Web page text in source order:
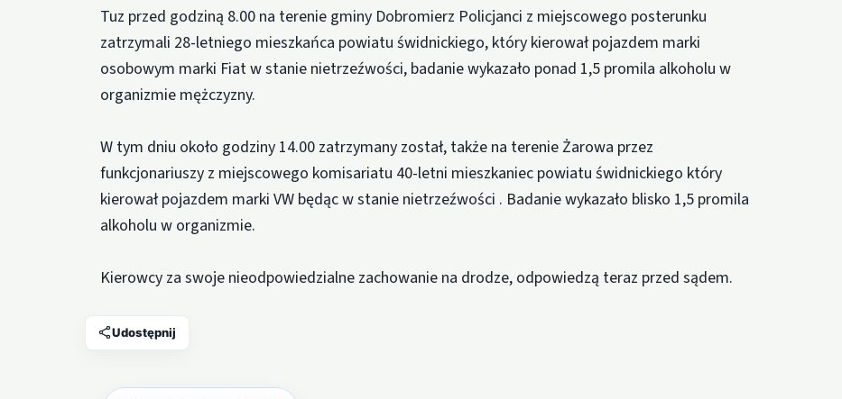
Tuz przed godziną 8.00 na terenie gminy Dobromierz Policjanci z miejscowego posterunku
zatrzymali 28-letniego mieszkańca powiatu świdnickiego, który kierował pojazdem marki
osobowym marki Fiat w stanie nietrzeźwości, badanie wykazało ponad 1,5 promila alkoholu w
organizmie mężczyzny.
W tym dniu około godziny 14.00 zatrzymany został, także na terenie Żarowa przez
funkcjonariuszy z miejscowego komisariatu 40-letni mieszkaniec powiatu świdnickiego który
kierował pojazdem marki VW będąc w stanie nietrzeźwości . Badanie wykazało blisko 1,5 promila
alkoholu w organizmie.
Kierowcy za swoje nieodpowiedzialne zachowanie na drodze, odpowiedzą teraz przed sądem.
Udostępnij